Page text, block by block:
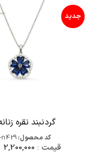
جدید
گردنبند نقره
کد محصول:n429
قیمت : 2,200,000